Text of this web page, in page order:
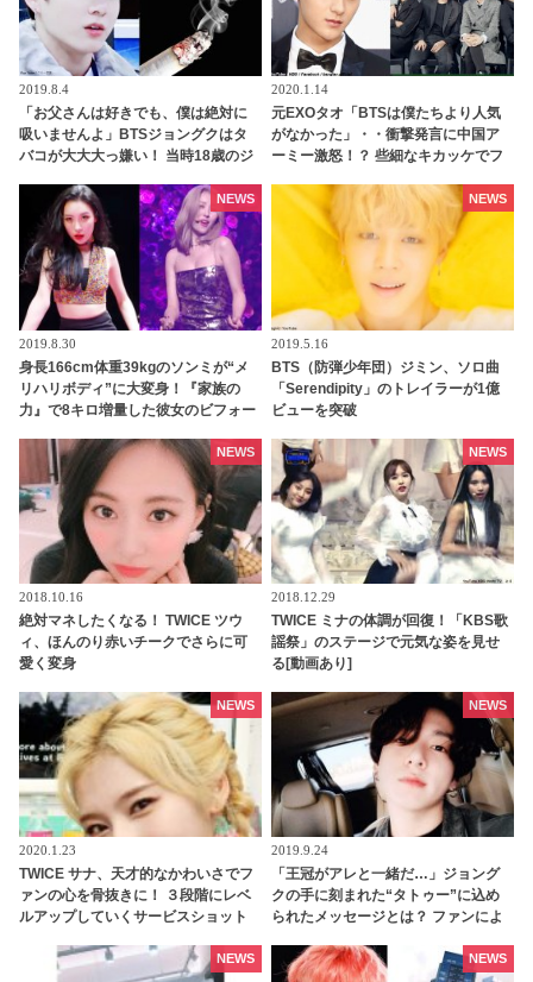
2019.8.4
「お父さんは好きでも、僕は絶対に
吸いませんよ」BTSジョングクはタ
バコが大大大っ嫌い！ 当時18歳のジ
セージの内容とは？
2020.1.14
元EXOタオ「BTSは僕たちより人気
がなかった」・・衝撃発言に中国ア
ーミー激怒！？ 些細なキカッケでフ
2019.8.30
身長166cm体重39kgのソンミが“メ
リハリボディ”に大変身！『家族の
力』で8キロ増量した彼女のビフォー
NEWS
2019.5.16
BTS（防弾少年団）ジミン、ソロ曲
「Serendipity」のトレイラーが1億
ビューを突破
NEWS
2018.10.16
絶対マネしたくなる！ TWICE ツウ
ィ、ほんのり赤いチークでさらに可
愛く変身
NEWS
2018.12.29
TWICE ミナの体調が回復！「KBS歌
謡祭」のステージで元気な姿を見せ
る[動画あり]
NEWS
2020.1.23
TWICE サナ、天才的なかわいさでフ
ァンの心を骨抜きに！ ３段階にレベ
ルアップしていくサービスショット
ュートさにハマってしまうONCE続出
NEWS
2019.9.24
「王冠がアレと一緒だ…」ジョング
クの手に刻まれた“タトゥー”に込め
られたメッセージとは？ ファンによ
NEWS
NEWS NEWS